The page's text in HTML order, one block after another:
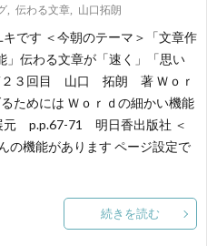
伝わる文章 山口拓朗
です ＜今朝のテーマ＞「文章作
」伝わる文章が「速く」「思い
２３回目 山口 拓朗 著 Ｗｏｒ
ためには Ｗｏｒｄの細かい機能
元 p.p.67-71 明日香出版社 ＜
の機能があります ページ設定で
続きを読む